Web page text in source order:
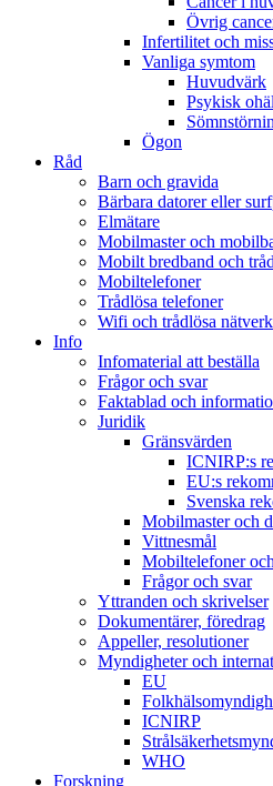
Övrig
Infertilitet och
Vanliga symtom
Huvudvärk
Psykisk
Ögon
Råd
Barn och gravida
Bärbara datorer eller
Elmätare
Mobilmaster och
Mobilt bredband och
Mobiltelefoner
Trådlösa telefoner
Wifi och trådlösa nätverk
Info
Infomaterial att beställa
Frågor och svar
Faktablad och
Juridik
Gränsvärden
ICNIRP:s
EU:s
Svenska
Mobilmaster och
Vittnesmål
Mobiltelefoner
Frågor och svar
Yttranden och skrivelser
Dokumentärer, föredrag
Appeller, resolutioner
Myndigheter och
EU
ICNIRP
WHO
Forskning